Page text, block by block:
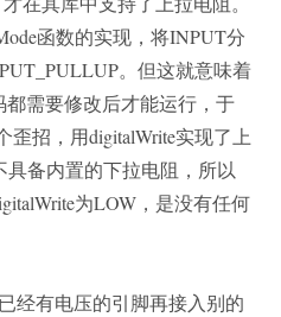
函数的实现，将INPUT分
。但这就意味着
需要修改后才能运行，于
歪招，用digitalWrite实现了上
备内置的下拉电阻，所以
为LOW，是没有任何
经有电压的引脚再接入别的